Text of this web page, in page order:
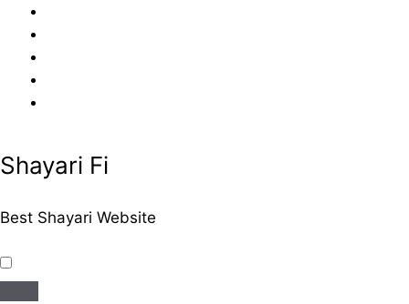
content
Shayari Fi
Best Shayari Website